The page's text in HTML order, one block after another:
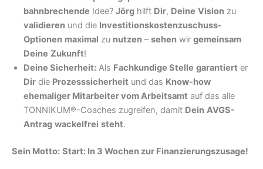
bahnbrechende Idee? Jörg hilft Dir, Deine Vision zu
validieren und die Investitionskostenzuschuss-
Optionen maximal zu nutzen –sehen wir gemeinsam
Deine Zukunft!
Deine Sicherheit: Als Fachkundige Stelle garantiert er
Dir die Prozesssicherheit und das Know-how
ehemaliger Mitarbeiter vom Arbeitsamt auf das alle
TONNIKUM®-Coaches zugreifen, damit Dein AVGS-
Antrag wackelfrei steht.
Sein Motto: Start: In 3 Wochen zur Finanzierungszusage!